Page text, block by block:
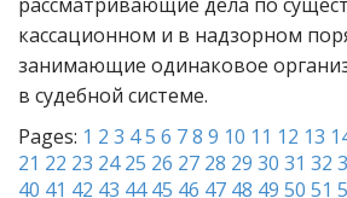
кассационном и в надзорном
занимающие одинаковое
в судебной системе.
Pages: 1 2 3 45 6 78 9 10 11 12 13
21 22 23 24 25 26 27 28 29 30 31 32
40 41 42 43 44 45 46 47 48 49 50 51